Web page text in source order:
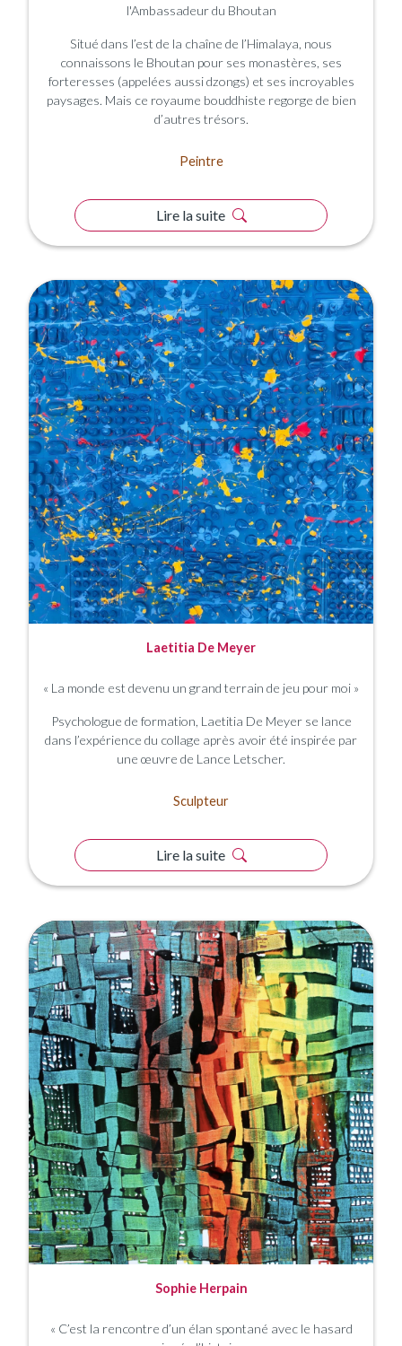
l'Ambassadeur du Bhoutan
Situé dans l’est de la chaîne de l’Himalaya, nous
connaissons le Bhoutan pour ses monastères, ses
forteresses (appelées aussi dzongs) et ses incroyables
paysages. Mais ce royaume bouddhiste regorge de bien
d’autres trésors.
Peintre
Lire la suite
Laetitia De Meyer
« La monde est devenu un grand terrain de jeu pour moi »
Psychologue de formation, Laetitia De Meyer se lance
dans l’expérience du collage après avoir été inspirée par
une œuvre de Lance Letscher.
Sculpteur
Lire la suite
Sophie Herpain
« C’est la rencontre d’un élan spontané avec le hasard